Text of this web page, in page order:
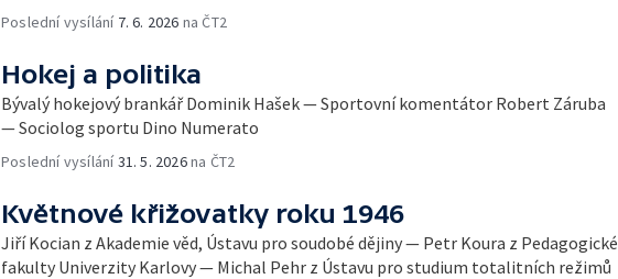
Poslední vysílání 7. 6. 2026 na ČT2
Hokej a politika
Bývalý hokejový brankář Dominik Hašek — Sportovní komentátor Robert Záruba
— Sociolog sportu Dino Numerato
Poslední vysílání31. 5. 2026na ČT2
Květnové křižovatky roku 1946
Jiří Kocian z Akademie věd, Ústavu pro soudobé dějiny — Petr Koura z Pedagogické
fakulty Univerzity Karlovy — Michal Pehr z Ústavu pro studium totalitních režimů